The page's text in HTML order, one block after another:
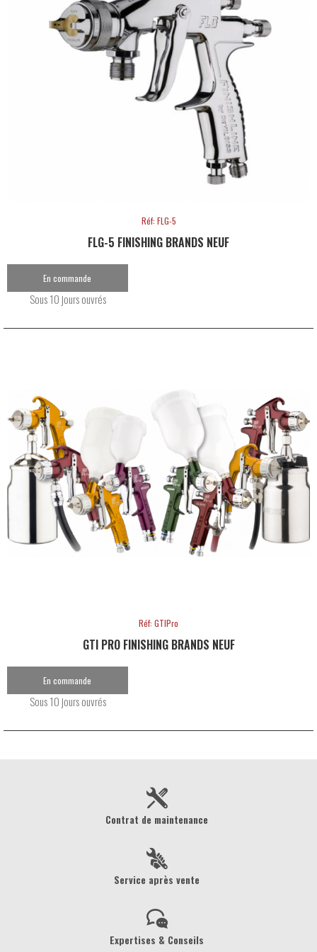
Réf: FLG-5
FLG-5 FINISHING BRANDS NEUF
En commande
Sous 10 jours ouvrés
Réf: GTIPro
GTI PRO FINISHING BRANDS NEUF
En commande
Sous 10 jours ouvrés
Contrat de maintenance
Service après vente
Expertises & Conseils